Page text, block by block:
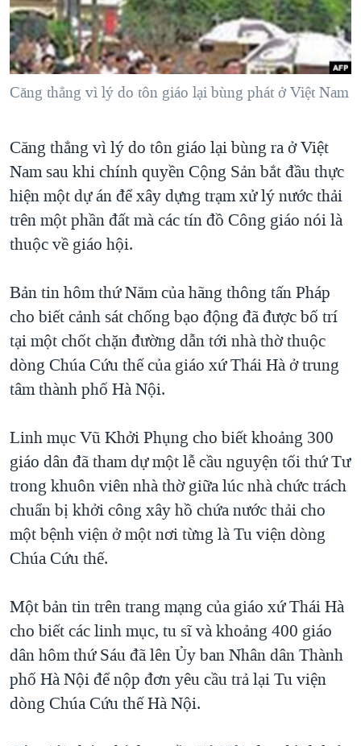
"Tìm"NGƯỜI VIỆT HẢI NGOẠI
ĐỜI SỐNG
KINH TẾ
KHOA HỌC
THỂ THAO
GIÁO DỤC
TẠI
HÀNH TRÌNH BẦU CỬ 2024
MỘT NĂM CHIẾN TRANH TẠI DẢI GAZA
GIẢI MÃ VÀNH ĐAI & CON ĐƯỜNG
TRỊNH VĨNH BÌNH - NGƯỜI HẠ 'BÊN THẮNG CUỘC'
GROUND ZERO – XƯA VÀ NAY
CHI PHÍ CHIẾN TRANH AFGHANISTAN
CÁC GIÁ TRỊ CỘNG HÒA Ở VIỆT NAM
TRỊNH VĨNH BÌNH VS. CHÍNH PHỦ VIỆT NAM
NGƯ DÂN VIỆT VÀ LÀN SÓNG TRỘM HẢI SÂM
BÊN KIA QUỐC LỘ: TIẾNG VỌNG TỪ NÔNG THÔN MỸ
QUAN HỆ VIỆT MỸ
VIDEO
NGHE
MẠNG XÃ HỘI
Ngôn ngữ khác
Căng thẳng vì lý do tôn giáo lại bùng phát ở Việt Nam
Căng thẳng vì lý do tôn giáo lại bùng ra ở Việt
Nam sau khi chính quyền Cộng Sản bắt đầu thực
hiện một dự án để xây dựng trạm xử lý nước thải
trên một phần đất mà các tín đồ Công giáo nói là
thuộc về giáo hội.
Bản tin hôm thứ Năm của hãng thông tấn Pháp
cho biết cảnh sát chống bạo động đã được bố trí
tại một chốt chặn đường dẫn tới nhà thờ thuộc
dòng Chúa Cứu thế của giáo xứ Thái Hà ở trung
tâm thành phố Hà Nội.
Linh mục Vũ Khởi Phụng cho biết khoảng 300
giáo dân đã tham dự một lễ cầu nguyện tối thứ Tư
trong khuôn viên nhà thờ giữa lúc nhà chức trách
chuẩn bị khởi công xây hồ chứa nước thải cho
một bệnh viện ở một nơi từng là Tu viện dòng
Chúa Cứu thế.
Một bản tin trên trang mạng của giáo xứ Thái Hà
cho biết các linh mục, tu sĩ và khoảng 400 giáo
dân hôm thứ Sáu đã lên Ủy ban Nhân dân Thành
phố Hà Nội để nộp đơn yêu cầu trả lại Tu viện
dòng Chúa Cứu thế Hà Nội.